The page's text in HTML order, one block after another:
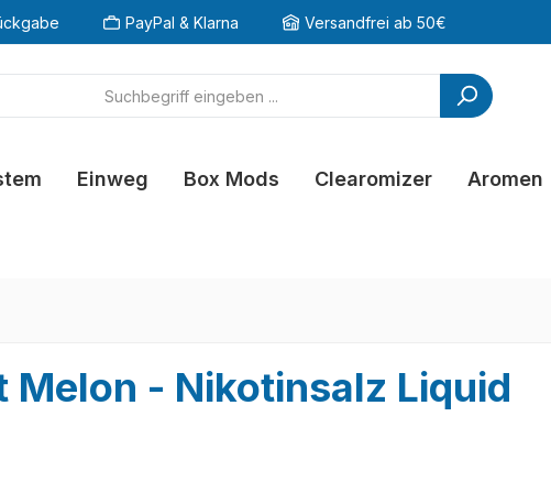
PayPal & Klarna Versandfrei ab 50€
Einweg Box Mods Clearomizer Aromen
Melon - Nikotinsalz Liquid